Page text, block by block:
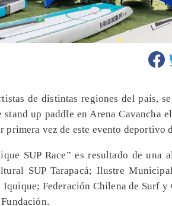
de distintas regiones del país,
up paddle en Arena Cavancha
vez de este evento deportivo
SUP Race” es resultado de una
SUP Tarapacá; Ilustre
Federación Chilena de Surf y